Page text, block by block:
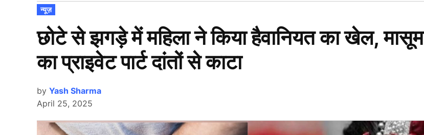
Open
POSTED
IN
न्यूज़
छोटे से झगड़े में महिला ने किया हैवानियत का खेल, मासूम
का प्राइवेट पार्ट दांतों से काटा
by Yash Sharma
April 25, 2025